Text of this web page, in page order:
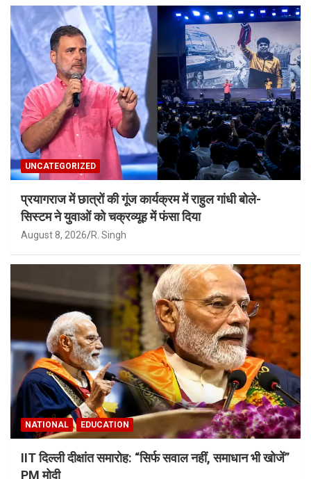
UNCATEGORIZED
प्रयागराज में छात्रों की गूंज कार्यक्रम में राहुल गांधी बोले-
सिस्टम ने युवाओं को चक्रव्यूह में फंसा दिया
August 8, 2026 R. Singh
NATIONAL EDUCATION
IIT दिल्ली दीक्षांत समारोह: “सिर्फ सवाल नहीं, समाधान भी खोजें”
PM मोदी